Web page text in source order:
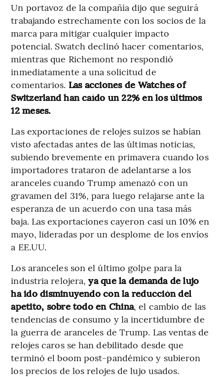
Un portavoz de la compañía dijo que seguirá
trabajando estrechamente con los socios de la
marca para mitigar cualquier impacto
potencial. Swatch declinó hacer comentarios,
mientras que Richemont no respondió
inmediatamente a una solicitud de
comentarios. Las acciones de Watches of
Switzerland han caído un 22% en los últimos
12 meses.
Las exportaciones de relojes suizos se habían
visto afectadas antes de las últimas noticias,
subiendo brevemente en primavera cuando los
importadores trataron de adelantarse a los
aranceles cuando Trump amenazó con un
gravamen del 31%, para luego relajarse ante la
esperanza de un acuerdo con una tasa más
baja. Las exportaciones cayeron casi un 10% en
mayo, lideradas por un desplome de los envíos
a EE.UU.
Los aranceles son el último golpe para la
industria relojera,ya que la demanda de lujo
ha ido disminuyendo con la reducción del
apetito, sobre todo en China, el cambio de las
tendencias de consumo y la incertidumbre de
la guerra de aranceles de Trump. Las ventas de
relojes caros se han debilitado desde que
terminó el boom post-pandémico y subieron
los precios de los relojes de lujo usados.